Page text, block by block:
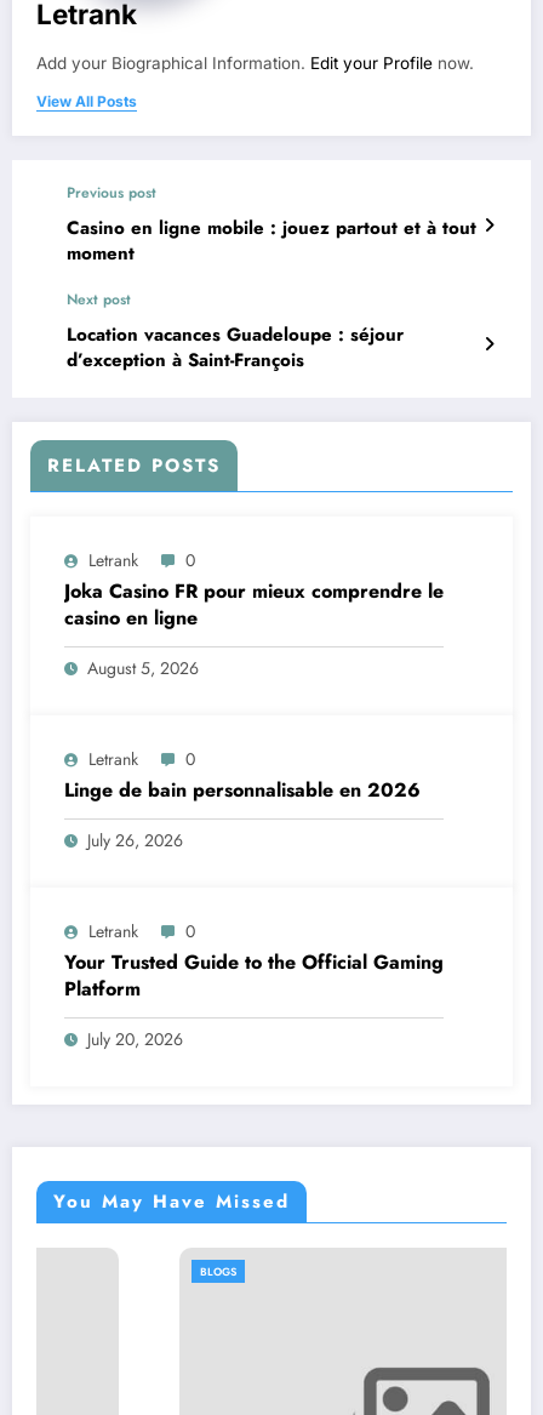
Letrank
Add your Biographical Information. Edit your Profile now.
View All Posts
Previous post
Casino en ligne mobile : jouez partout et à tout
moment
Next post
Location vacances Guadeloupe : séjour
d’exception à Saint-François
RELATED POSTS
Letrank 0
Joka Casino FR pour mieux comprendre le
casino en ligne
August 5, 2026
Letrank 0
Linge de bain personnalisable en 2026
July 26, 2026
Letrank 0
Your Trusted Guide to the Official Gaming
Platform
July 20, 2026
You May Have Missed